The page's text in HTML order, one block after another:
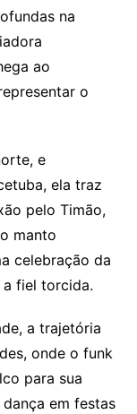
na
ao
o
e
ela traz
pelo Timão,
manto
celebração da
fiel torcida.
a trajetória
onde o funk
para sua
em festas